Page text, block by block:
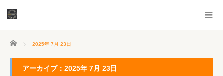
ホーム 2025年 7月 23日
アーカイブ：2025年 7月 23日